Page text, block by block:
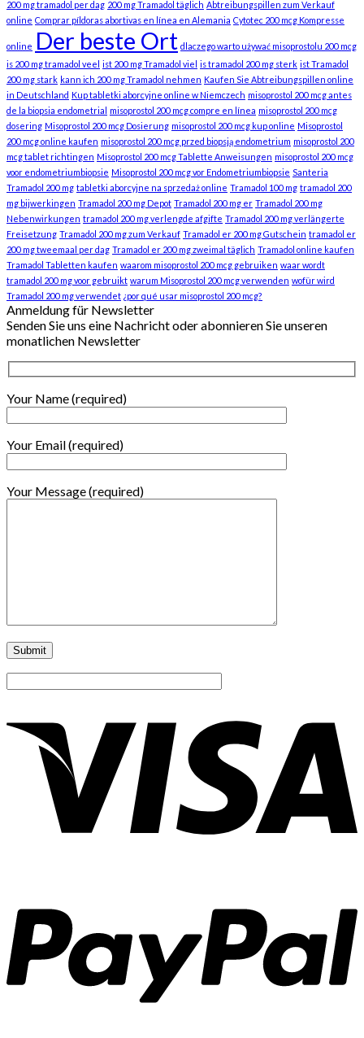
200 mg tramadol per dag 200 mg Tramadol täglich Abtreibungspillen zum Verkauf
online Comprar píldoras abortivas en línea en Alemania Cytotec 200 mcg Kompresse
online Der beste Ort dlaczego warto używać misoprostolu 200 mcg
is 200 mg tramadol veel ist 200 mg Tramadol viel is tramadol 200 mg sterk ist Tramadol
200 mg stark kann ich 200 mg Tramadol nehmen Kaufen Sie Abtreibungspillen online
in Deutschland Kup tabletki aborcyjne online w Niemczech misoprostol 200 mcg antes
de la biopsia endometrial misoprostol 200 mcg compre en línea misoprostol 200 mcg
dosering Misoprostol 200 mcg Dosierung misoprostol 200 mcg kup online Misoprostol
200 mcg online kaufen misoprostol 200 mcg przed biopsją endometrium misoprostol 200
mcg tablet richtingen Misoprostol 200 mcg Tablette Anweisungen misoprostol 200 mcg
voor endometriumbiopsie Misoprostol 200 mcg vor Endometriumbiopsie Santeria
Tramadol 200 mg tabletki aborcyjne na sprzedaż online Tramadol 100 mg tramadol 200
mg bijwerkingen Tramadol 200 mg Depot Tramadol 200 mg er Tramadol 200 mg
Nebenwirkungen tramadol 200 mg verlengde afgifte Tramadol 200 mg verlängerte
Freisetzung Tramadol 200 mg zum Verkauf Tramadol er 200 mg Gutschein tramadol er
200 mg tweemaal per dag Tramadol er 200 mg zweimal täglich Tramadol online kaufen
Tramadol Tabletten kaufen waarom misoprostol 200 mcg gebruiken waar wordt
tramadol 200 mg voor gebruikt warum Misoprostol 200 mcg verwenden wofür wird
Tramadol 200 mg verwendet ¿por qué usar misoprostol 200 mcg?
Anmeldung für Newsletter
Senden Sie uns eine Nachricht oder abonnieren Sie unseren
monatlichen Newsletter
Your Name (required)
Your Email (required)
Your Message (required)